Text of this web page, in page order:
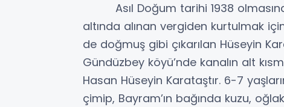
Asıl Doğum tarihi 1938 olmasına
altında alınan vergiden kurtulmak
de doğmuş gibi çıkarılan Hüseyin
Gündüzbey köyü’nde kanalın alt
Hasan Hüseyin Karataştır. 6-7
çimip, Bayram’ın bağında kuzu,